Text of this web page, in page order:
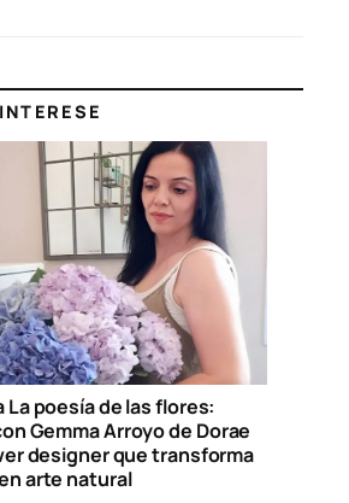
poesía de las flores:
Gemma Arroyo de Dorae
designer que transforma
arte natural